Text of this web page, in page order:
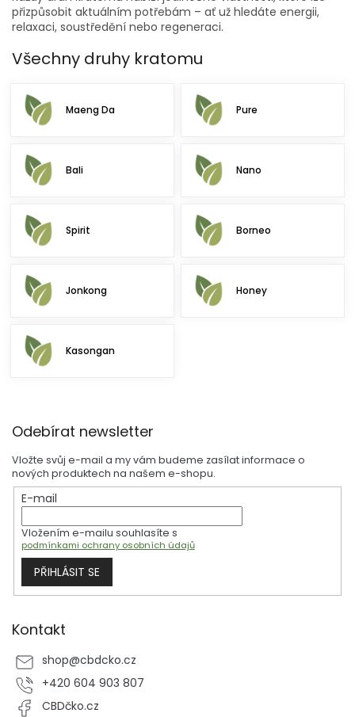
přizpůsobit aktuálním potřebám – ať už hledáte energii,
relaxaci, soustředění nebo regeneraci.
Všechny druhy kratomu
Maeng Da Pure
Bali Nano
Spirit Borneo
Jonkong Honey
Kasongan
Odebírat newsletter
Vložte svůj e-mail a my vám budeme zasílat informace o
nových produktech na našem e-shopu.
E-mail
Vložením e-mailu souhlasíte s
podmínkami ochrany osobních údajů
PŘIHLÁSIT SE
Kontakt
shop@cbdcko.cz
+420 604 903 807
CBDčko.cz